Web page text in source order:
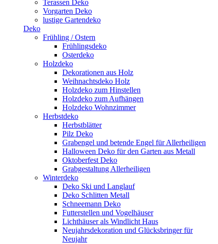
Terassen Deko
Vorgarten Deko
lustige Gartendeko
Deko
Frühling / Ostern
Frühlingsdeko
Osterdeko
Holzdeko
Dekorationen aus Holz
Weihnachtsdeko Holz
Holzdeko zum Hinstellen
Holzdeko zum Aufhängen
Holzdeko Wohnzimmer
Herbstdeko
Herbstblätter
Pilz Deko
Grabengel und betende Engel für Allerheiligen
Halloween Deko für den Garten aus Metall
Oktoberfest Deko
Grabgestaltung Allerheiligen
Winterdeko
Deko Ski und Langlauf
Deko Schlitten Metall
Schneemann Deko
Futterstellen und Vogelhäuser
Lichthäuser als Windlicht Haus
Neujahrsdekoration und Glücksbringer für
Neujahr